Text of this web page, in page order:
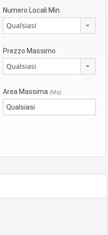
Numero Locali Min.
Qualsiasi
Prezzo Massimo
Qualsiasi
Area Massima (Mq)